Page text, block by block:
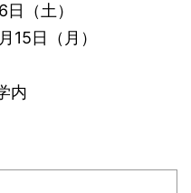
（土）
15日（月）
内